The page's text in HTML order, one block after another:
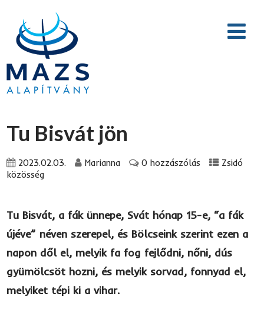
Tu Bisvát jön
2023.02.03. Marianna 0 hozzászólás
Zsidó
közösség
Tu Bisvát, a fák ünnepe, Svát hónap 15-e, “a fák
újéve” néven szerepel, és Bölcseink szerint ezen a
napon dől el, melyik fa fog fejlődni, nőni, dús
gyümölcsöt hozni, és melyik sorvad, fonnyad el,
melyiket tépi ki a vihar.